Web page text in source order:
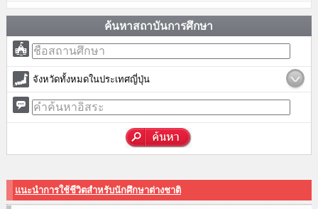
ค้นหาสถาบันการศึกษา
จังหวัดทั้งหมดในประเทศญี่ปุ่น
แนะนำการใช้ชีวิตสำหรับนักศึกษาต่างชาติ